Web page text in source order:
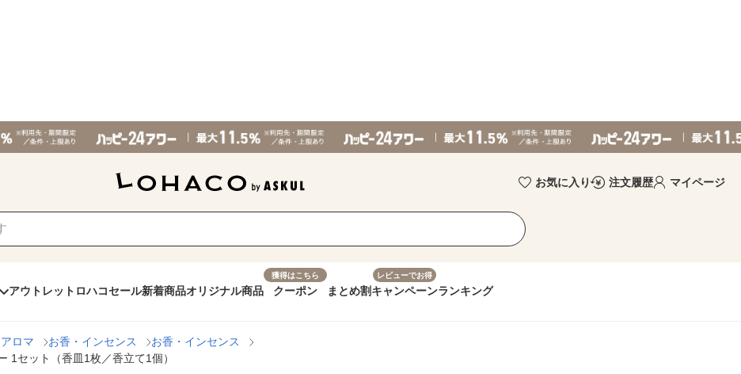
お気に入り 注文履歴 マイページ
アウトレット ロハコセール新着商品オリジナル商品
獲得はこちら
クーポン まとめ割
レビューでお得
キャンペーンランキング
ロマ お香・インセンス
お香・インセンス
1セット（香皿1枚／香立て1個）